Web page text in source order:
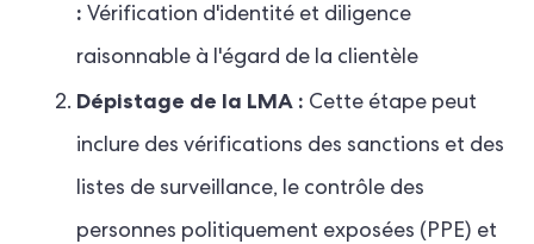
: Vérification d'identité et diligence
raisonnable à l'égard de la clientèle
Dépistage de la LMA : Cette étape peut
inclure des vérifications des sanctions et des
listes de surveillance, le contrôle des
personnes politiquement exposées (PPE) et